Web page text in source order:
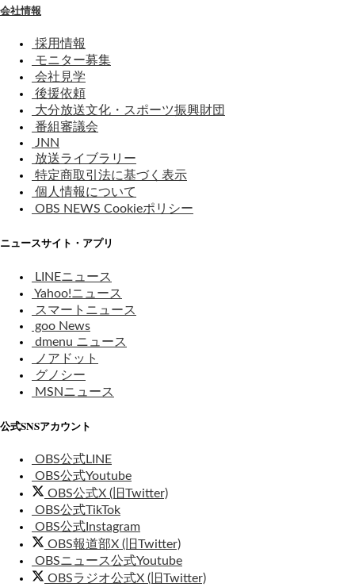
会社情報
採用情報
モニター募集
会社見学
後援依頼
大分放送文化・スポーツ振興財団
番組審議会
JNN
放送ライブラリー
特定商取引法に基づく表示
個人情報について
OBS NEWS Cookieポリシー
ニュースサイト・アプリ
LINEニュース
Yahoo!ニュース
スマートニュース
goo News
dmenu ニュース
ノアドット
グノシー
MSNニュース
公式SNSアカウント
OBS公式LINE
OBS公式Youtube
OBS公式X (旧Twitter)
OBS公式TikTok
OBS公式Instagram
OBS報道部X (旧Twitter)
OBSニュース公式Youtube
OBSラジオ公式X (旧Twitter)